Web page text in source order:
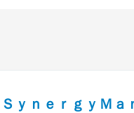
ＳｙｎｅｒｇｙＭ